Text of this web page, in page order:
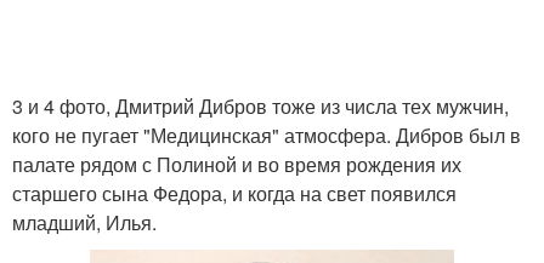
3 и 4 фото, Дмитрий Дибров тоже из числа тех мужчин,
кого не пугает "Медицинская" атмосфера. Дибров был в
палате рядом с Полиной и во время рождения их
старшего сына Федора, и когда на свет появился
младший, Илья.